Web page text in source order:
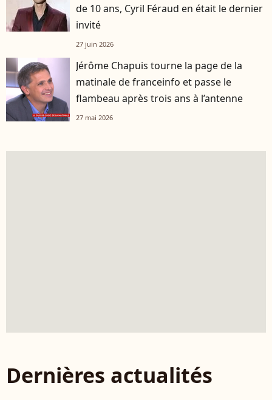
de 10 ans, Cyril Féraud en était le dernier
invité
27 juin 2026
Jérôme Chapuis tourne la page de la
matinale de franceinfo et passe le
flambeau après trois ans à l’antenne
27 mai 2026
Dernières actualités